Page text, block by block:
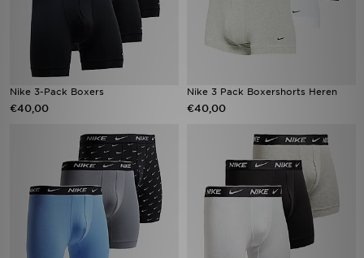
Nike 3-Pack Boxers
€40,00
Nike 3 Pack Boxershorts Heren
€40,00